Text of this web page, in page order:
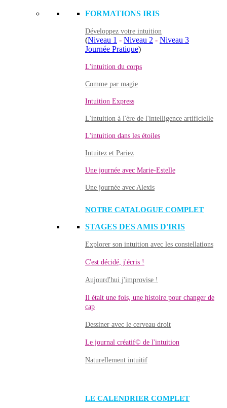
FORMATIONS IRIS
Développez votre intuition
(Niveau 1 - Niveau 2 - Niveau 3
Journée Pratique)
L'intuition du corps
Comme par magie
Intuition Express
L'intuition à l'ère de l'intelligence artificielle
L'intuition dans les étoiles
Intuitez et Pariez
Une journée avec Marie-Estelle
Une journée avec Alexis
NOTRE CATALOGUE COMPLET
STAGES DES AMIS D'IRIS
Explorer son intuition avec les constellations
C'est décidé, j'écris !
Aujourd'hui j'improvise !
Il était une fois, une histoire pour changer de
cap
Dessiner avec le cerveau droit
Le journal créatif© de l'intuition
Naturellement intuitif
LE CALENDRIER COMPLET